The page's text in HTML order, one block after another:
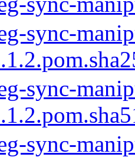
sync-
sync-
sync-